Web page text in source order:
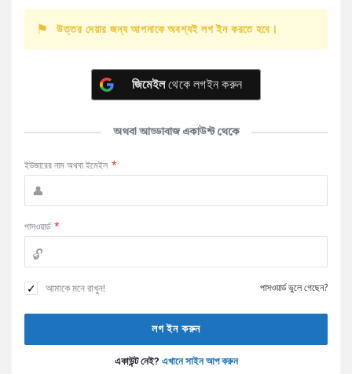
উত্তর দেয়ার জন্য আপনাকে অবশ্যই লগ ইন করতে হবে।
জিমেইলথেকে লগইন করুন
অথবা আড্ডাবাজ একাউন্ট থেকে
ইউজারের নাম অথবা ইমেইল *
পাসওয়ার্ড *
আমাকে মনে রাখুন! পাসওয়ার্ড ভুলে গেছেন?
একাউন্ট নেই? এখানে সাইন আপ করুন